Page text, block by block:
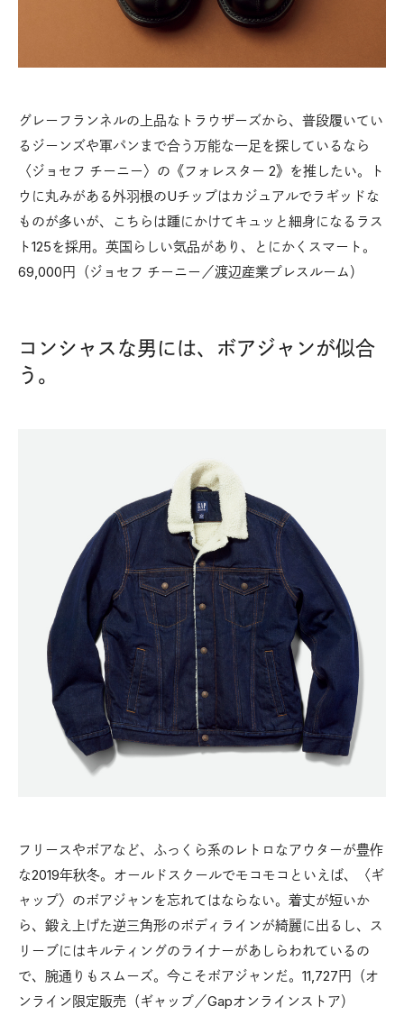
グレーフランネルの上品なトラウザーズから、普段履いてい
るジーンズや軍パンまで合う万能な一足を探しているなら
〈ジョセフ チーニー〉の《フォレスター 2》を推したい。ト
ウに丸みがある外羽根のUチップはカジュアルでラギッドな
ものが多いが、こちらは踵にかけてキュッと細身になるラス
ト125を採用。英国らしい気品があり、とにかくスマート。
69,000円（ジョセフ チーニー／渡辺産業プレスルーム）
コンシャスな男には、ボアジャンが似合
う。
フリースやボアなど、ふっくら系のレトロなアウターが豊作
な2019年秋冬。オールドスクールでモコモコといえば、〈ギ
ャップ〉のボアジャンを忘れてはならない。着丈が短いか
ら、鍛え上げた逆三角形のボディラインが綺麗に出るし、ス
リーブにはキルティングのライナーがあしらわれているの
で、腕通りもスムーズ。今こそボアジャンだ。11,727円（オ
ンライン限定販売（ギャップ／Gapオンラインストア）